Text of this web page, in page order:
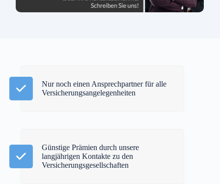
Nur noch einen Ansprechpartner für alle
Versicherungsangelegenheiten
Günstige Prämien durch unsere
langjährigen Kontakte zu den
Versicherungsgesellschaften